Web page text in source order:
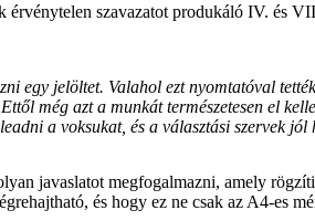
érvénytelen szavazatot produkáló IV. és
egy jelöltet. Valahol ezt nyomtatóval
még azt a munkát természetesen el
a voksukat, és a választási szervek
javaslatot megfogalmazni, amely
és hogy ez ne csak az A4-es